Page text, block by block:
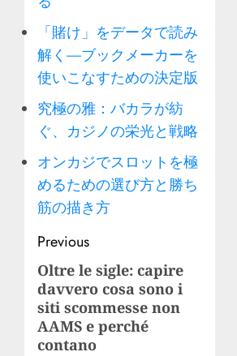
「賭け」をデータで読み
解く—ブックメーカーを
使いこなすための決定版
究極の雅：バカラが紡
ぐ、カジノの栄光と戦略
オンカジでスロットを極
めるための選び方と勝ち
筋の描き方
Post
navigation
Previous
Previous
post:
Oltre le sigle: capire
davvero cosa sono i
siti scommesse non
AAMS e perché
contano